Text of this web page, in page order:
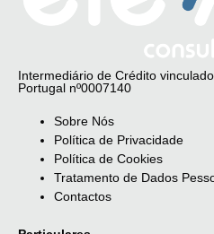
Intermediário de Crédito
Portugal nº0007140
Sobre Nós
Política de Privacidade
Política de Cookies
Tratamento de Dados
Contactos